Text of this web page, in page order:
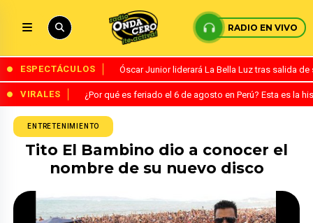
RADIO EN VIVO
ESPECTÁCULOS Óscar Junior liderará La Bella Luz tras salida
VIRALES ¿Por qué es feriado el 6 de agosto en Perú? Esta es la
ENTRETENIMIENTO
Tito El Bambino dio a conocer el
nombre de su nuevo disco